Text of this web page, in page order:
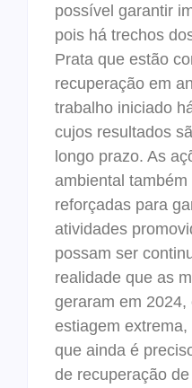
possível garantir
pois há trechos
Prata que estão
recuperação em
trabalho iniciado
cujos resultados
longo prazo. As
ambiental
reforçadas para
atividades
possam ser
realidade que as
geraram em
estiagem
que ainda é
de recuperação